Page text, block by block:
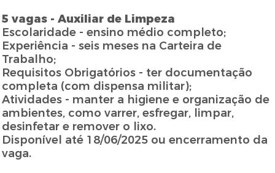
5 vagas - Auxiliar de Limpeza
Escolaridade - ensino médio completo;
Experiência - seis meses na Carteira de
Trabalho;
Requisitos Obrigatórios - ter documentação
completa (com dispensa militar);
Atividades - manter a higiene e organização de
ambientes, como varrer, esfregar, limpar,
desinfetar e remover o lixo.
Disponível até 18/06/2025 ou encerramento da
vaga.